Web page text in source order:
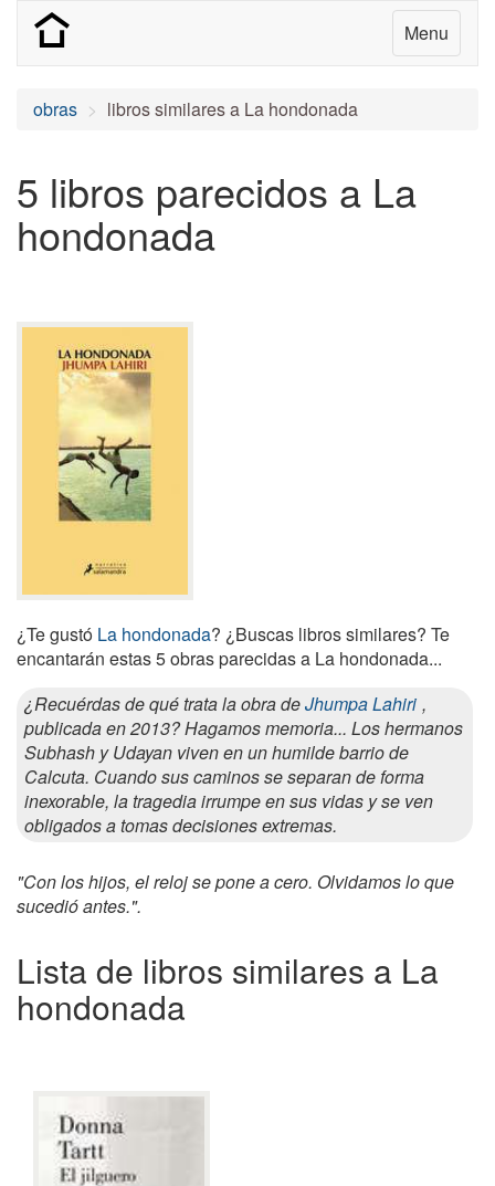
Menu
obras libros similares a La hondonada
5 libros parecidos a La
hondonada
¿Te gustó La hondonada? ¿Buscas libros similares? Te
encantarán estas 5 obras parecidas a La hondonada...
¿Recuérdas de qué trata la obra deJhumpa Lahiri ,
publicada en 2013? Hagamos memoria... Los hermanos
Subhash y Udayan viven en un humilde barrio de
Calcuta. Cuando sus caminos se separan de forma
inexorable, la tragedia irrumpe en sus vidas y se ven
obligados a tomas decisiones extremas.
"Con los hijos, el reloj se pone a cero. Olvidamos lo que
sucedió antes.".
Lista de libros similares a La
hondonada